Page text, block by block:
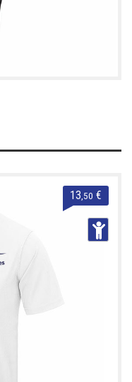
13 ,50 €